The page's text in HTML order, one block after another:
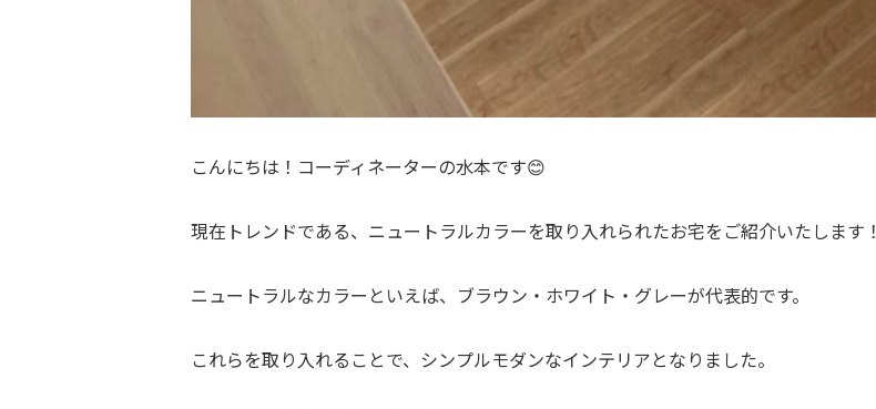
こんにちは！コーディネーターの水本です😊
現在トレンドである、ニュートラルカラーを取り入れられたお宅をご紹介いたします！
ニュートラルなカラーといえば、ブラウン・ホワイト・グレーが代表的です。
これらを取り入れることで、シンプルモダンなインテリアとなりました。